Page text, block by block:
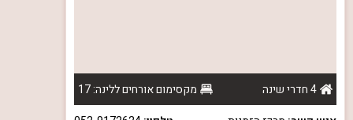
4 חדרי שינה
מקסימום אורחים ללינה: 17